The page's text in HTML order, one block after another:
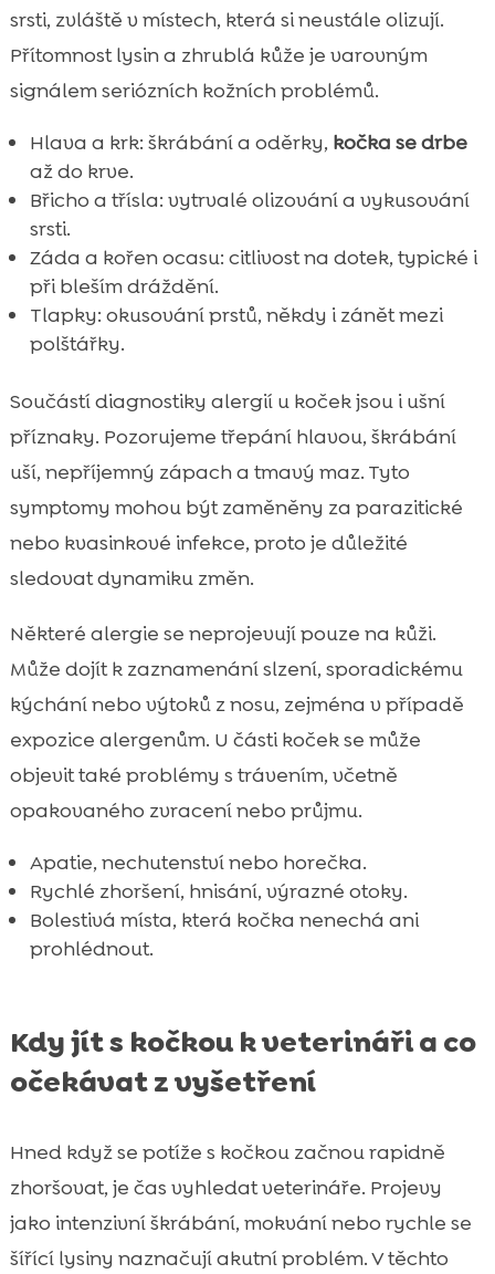
srsti, zvláště v místech, která si neustále olizují.
Přítomnost lysin a zhrublá kůže je varovným
signálem seriózních kožních problémů.
Hlava a krk: škrábání a oděrky, kočka se drbe
až do krve.
Břicho a třísla: vytrvalé olizování a vykusování
srsti.
Záda a kořen ocasu: citlivost na dotek, typické i
při bleším dráždění.
Tlapky: okusování prstů, někdy i zánět mezi
polštářky.
Součástí diagnostiky alergií u koček jsou i ušní
příznaky. Pozorujeme třepání hlavou, škrábání
uší, nepříjemný zápach a tmavý maz. Tyto
symptomy mohou být zaměněny za parazitické
nebo kvasinkové infekce, proto je důležité
sledovat dynamiku změn.
Některé alergie se neprojevují pouze na kůži.
Může dojít k zaznamenání slzení, sporadickému
kýchání nebo výtoků z nosu, zejména v případě
expozice alergenům. U části koček se může
objevit také problémy s trávením, včetně
opakovaného zvracení nebo průjmu.
Apatie, nechutenství nebo horečka.
Rychlé zhoršení, hnisání, výrazné otoky.
Bolestivá místa, která kočka nenechá ani
prohlédnout.
Kdy jít s kočkou k veterináři a co
očekávat z vyšetření
Hned když se potíže s kočkou začnou rapidně
zhoršovat, je čas vyhledat veterináře. Projevy
jako intenzivní škrábání, mokvání nebo rychle se
šířící lysiny naznačují akutní problém. V těchto